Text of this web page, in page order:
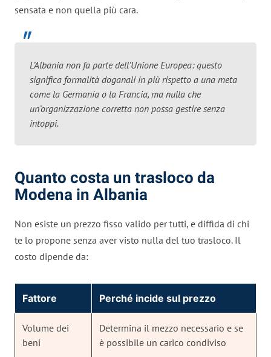
sensata e non quella più cara.
L’Albania non fa parte dell’Unione Europea: questo
significa formalità doganali in più rispetto a una meta
come la Germania o la Francia, ma nulla che
un’organizzazione corretta non possa gestire senza
intoppi.
Quanto costa un trasloco da
Modena in Albania
Non esiste un prezzo fisso valido per tutti, e diffida di chi
te lo propone senza aver visto nulla del tuo trasloco. Il
costo dipende da:
Fattore Perché incide sul prezzo
Volume dei
beni
Determina il mezzo necessario e se
è possibile un carico condiviso